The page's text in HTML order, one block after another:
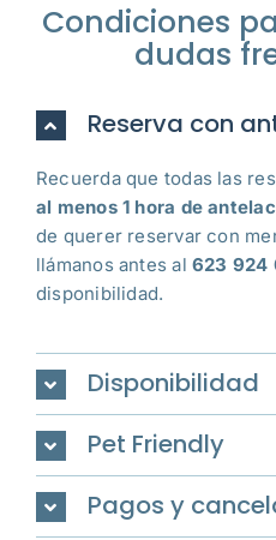
Condiciones
dudas
Reserva con
Recuerda que todas las
al menos 1 hora de
de querer reservar con
llámanos antes al623 924
disponibilidad.
Disponibilidad
Pet Friendly
Pagos y